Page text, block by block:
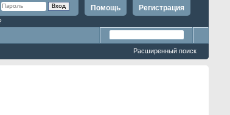
Регистрация
Помощь
Расширенный поиск